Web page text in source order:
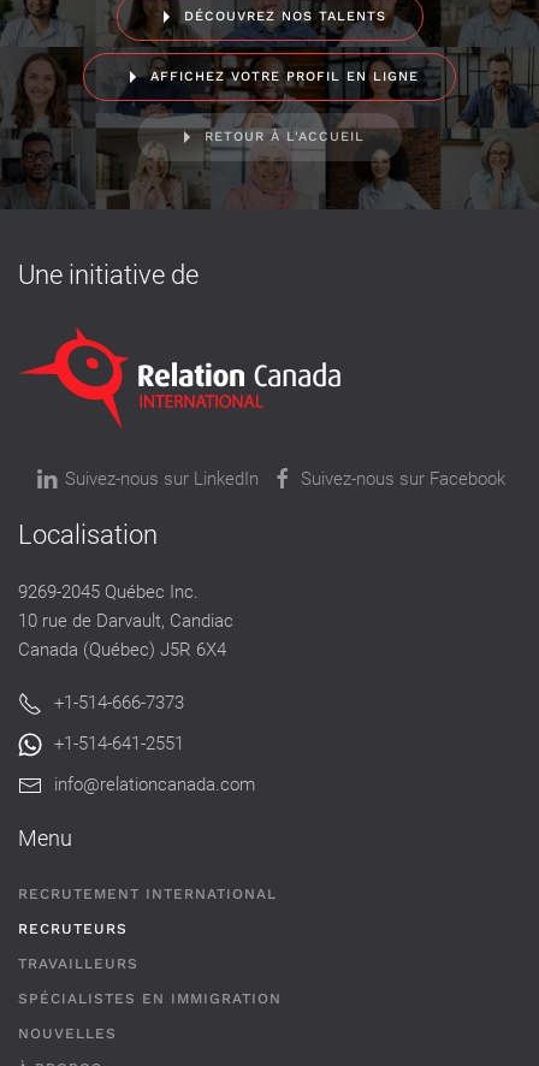
DÉCOUVREZ NOS TALENTS
AFFICHEZ VOTRE PROFIL EN LIGNE
RETOUR À L'ACCUEIL
Une initiative de
Suivez-nous sur LinkedIn Suivez-nous sur Facebook
Localisation
9269-2045 Québec Inc.
10 rue de Darvault, Candiac
Canada (Québec) J5R 6X4
+1-514-666-7373
+1-514-641-2551
info@relationcanada.com
Menu
RECRUTEMENT INTERNATIONAL
RECRUTEURS
TRAVAILLEURS
SPÉCIALISTES EN IMMIGRATION
NOUVELLES